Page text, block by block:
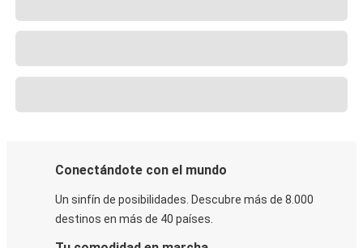
Conectándote con el mundo
Un sinfín de posibilidades. Descubre más de 8.000
destinos en más de 40 países.